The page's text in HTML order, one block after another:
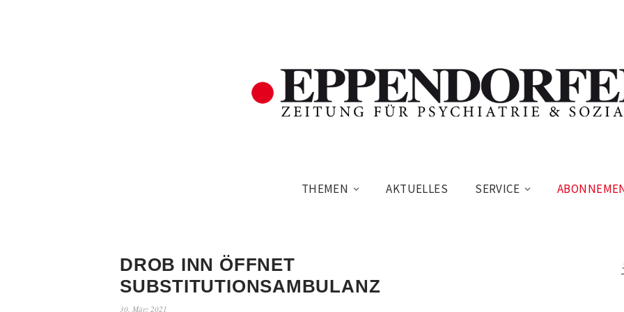
THEMEN AKTUELLES SERVICE
DROB INN ÖFFNET
SUBSTITUTIONSAMBULANZ
30. März 2021